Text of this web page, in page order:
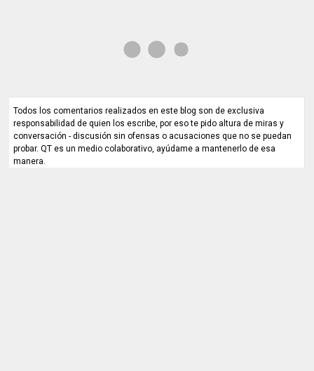
Todos los comentarios realizados en este blog son de exclusiva
responsabilidad de quien los escribe, por eso te pido altura de miras y
conversación - discusión sin ofensas o acusaciones que no se puedan
probar. QT es un medio colaborativo, ayúdame a mantenerlo de esa
manera.